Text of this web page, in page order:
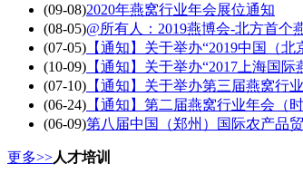
(09-08)2020年燕窝行业年会展位通知
(08-05)@所有人：2019燕博会-北方首个
(07-05) 【通知】关于举办“2019中国（
(10-09) 【通知】关于举办“2017上海国
(07-10) 【通知】关于举办第三届燕窝行
(06-24) 【通知】第二届燕窝行业年会（
(06-09)第八届中国（郑州）国际农产品
更多>>人才培训